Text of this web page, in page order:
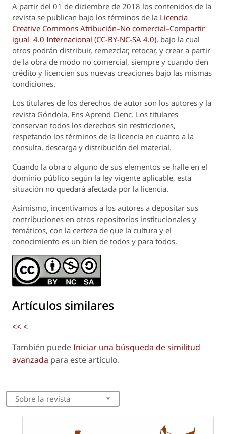
A partir del 01 de diciembre de 2018 los contenidos de la
revista se publican bajo los términos de la Licencia
Creative Commons Atribución–No comercial–Compartir
igual 4.0 Internacional (CC-BY-NC-SA 4.0), bajo la cual
otros podrán distribuir, remezclar, retocar, y crear a partir
de la obra de modo no comercial, siempre y cuando den
crédito y licencien sus nuevas creaciones bajo las mismas
condiciones.
Los titulares de los derechos de autor son los autores y la
revista Góndola, Ens Aprend Cienc. Los titulares
conservan todos los derechos sin restricciones,
respetando los términos de la licencia en cuanto a la
consulta, descarga y distribución del material.
Cuando la obra o alguno de sus elementos se halle en el
dominio público según la ley vigente aplicable, esta
situación no quedará afectada por la licencia.
Asimismo, incentivamos a los autores a depositar sus
contribuciones en otros repositorios institucionales y
temáticos, con la certeza de que la cultura y el
conocimiento es un bien de todos y para todos.
Artículos similares
<<<
También puedeIniciar una búsqueda de similitud
avanzada para este artículo.
Sobre la revista